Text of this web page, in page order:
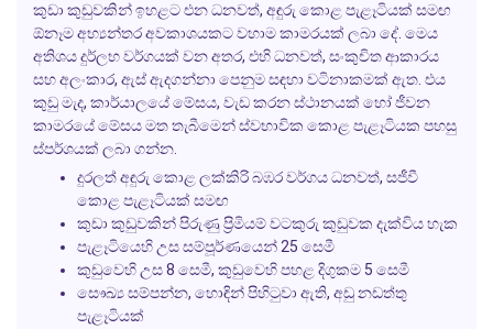
කුඩා කුඩුවකින් ඉහළට එන ධනවත්, අඳුරු කොළ පැළෑටියක් සමඟ
ඕනෑම අභ්‍යන්තර අවකාශයකට වහාම කාමරයක් ලබා දේ. මෙය
අතිශය දුර්ලභ වර්ගයක් වන අතර, එහි ධනවත්, සංකුචිත ආකාරය
සහ අලංකාර, ඇස් ඇදගන්නා පෙනුම සඳහා වටිනාකමක් ඇත. එය
කුඩු මැද, කාර්යාලයේ මේසය, වැඩ කරන ස්ථානයක් හෝ ජීවන
කාමරයේ මේසය මත තැබීමෙන් ස්වභාවික කොළ පැළෑටියක පහසු
ස්පර්ශයක් ලබා ගන්න.
දුරලත් අඳුරු කොළ ලක්කිරි බඹර වර්ගය ධනවත්, සජීවී
කොළ පැළෑටියක් සමඟ
කුඩා කුඩුවකින් පිරුණු ප්‍රිමියම් වටකුරු කුඩුවක දැක්විය හැක
පැළෑටියෙහි උස සම්පූර්ණයෙන් 25 සෙමී
කුඩුවෙහි උස 8 සෙමී, කුඩුවෙහි පහළ දිගුකම 5 සෙමී
සෞඛ්‍ය සම්පන්න, හොඳින් පිහිටුවා ඇති, අඩු නඩත්තු
පැළෑටියක්